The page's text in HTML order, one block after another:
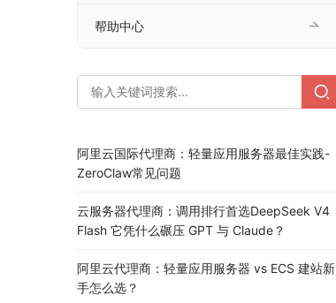
帮助中心
阿里云国际代理商：轻量应用服务器最佳实践-
ZeroClaw常见问题
云服务器代理商：调用排行首选DeepSeek V4
Flash 它凭什么碾压 GPT 与 Claude？
阿里云代理商：轻量应用服务器 vs ECS 建站新
手怎么选？